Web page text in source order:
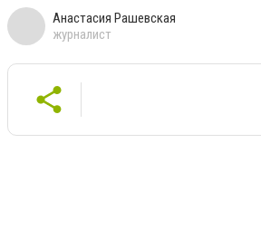
Анастасия Рашевская
журналист